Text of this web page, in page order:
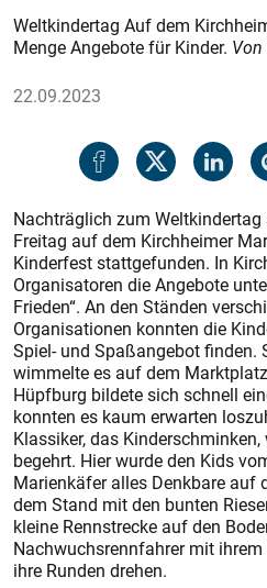
Weltkindertag Auf dem
Menge Angebote für Kinder.
22.09.2023
Nachträglich zum
Freitag auf dem Kirchheimer
Kinderfest stattgefunden. In
Organisatoren die Angebote
Frieden“. An den Ständen
Organisationen konnten die
Spiel- und Spaßangebot finden.
wimmelte es auf dem
Hüpfburg bildete sich schnell
konnten es kaum erwarten
Klassiker, das
begehrt. Hier wurde den Kids
Marienkäfer alles Denkbare auf
dem Stand mit den bunten
kleine Rennstrecke auf den
Nachwuchsrennfahrer mit
ihre Runden drehen.